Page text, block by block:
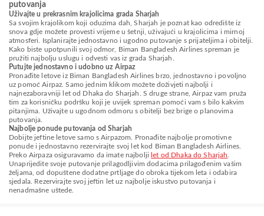
putovanja
Uživajte u prekrasnim krajolicima grada Sharjah
Sa svojim krajolikom koji oduzima dah, Sharjah je poznat kao odredište iz
snova gdje možete provesti vrijeme u šetnji, uživajući u krajolicima i mirnoj
atmosferi. Isplanirajte jednostavno i ugodno putovanje s prijateljima i obitelji.
Kako biste upotpunili svoj odmor, Biman Bangladesh Airlines spreman je
pružiti najbolju uslugu i odvesti vas iz grada Sharjah.
Putujte jednostavno i udobno uz Airpaz
Pronađite letove iz Biman Bangladesh Airlines brzo, jednostavno i povoljno
uz pomoć Airpaz. Samo jednim klikom možete doživjeti najbolji i
najnezaboravniji let od Dhaka do Sharjah. S druge strane, Airpaz vam pruža
tim za korisničku podršku koji je uvijek spreman pomoći vam s bilo kakvim
pitanjima. Uživajte u ugodnom odmoru s obitelji bez brige o planovima
putovanja.
Najbolje ponude putovanja od Sharjah
Dobijte jeftine letove samo s Airpazom. Pronađite najbolje promotivne
ponude i jednostavno rezervirajte svoj let kod Biman Bangladesh Airlines.
Preko Airpaza osiguravamo da imate najbolji let od Dhaka do Sharjah
Unaprijedite svoje putovanje prilagodljivim dodacima prilagođenim vašim
željama, od dopuštene dodatne prtljage do obroka tijekom leta i odabira
sjedala. Rezervirajte svoj jeftin let uz najbolje iskustvo putovanja i
nenadmašne uštede.